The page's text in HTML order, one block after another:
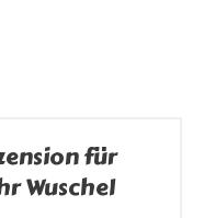
für
Wuschel